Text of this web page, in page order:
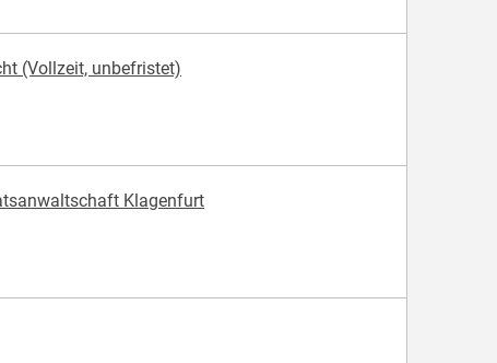
(Vollzeit, unbefristet)
Klagenfurt